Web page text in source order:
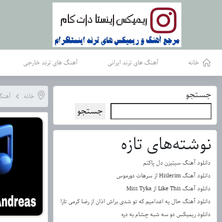
خانه آهنگ های ترند ایرانی آهنگ های ترند خارجی
جستجو
جستجو
نوشته‌های تازه
دانلود آهنگ سیتیزن دل پاکتم
دانلود آهنگ Hislerim از سرهات دورموس
دانلود آهنگ Like This از Miss Tyka
دانلود آهنگ حال یه اعدامیم که تو شدی براش اذان از رضا کرمی تارا
دانلود ریمیکس دو سه شبه چشام به دره
خانه